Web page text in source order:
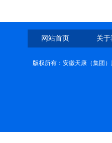
网站首页 关
版权所有：安徽天康（集团